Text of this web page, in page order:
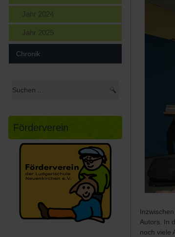
Jahr 2024
Jahr 2025
Chronik
Förderverein
Autors. In
noch viele